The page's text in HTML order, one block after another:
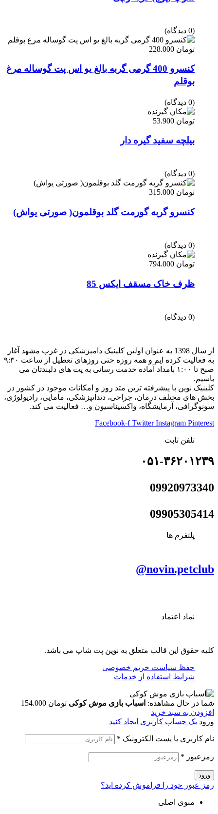
(0 دیدگاه)
تومان
کنسرو 400 گرمی گربه بالغ یو اس پت گوساله مرغ
بوقلم
(0 دیدگاه)
تومان
بیلچه سفید گیره دار
(0 دیدگاه)
تومان
کنسرو گربه گورمت گلد بوقلمون( صورتی یواش)
(0 دیدگاه)
تومان
ظرف خاک مسقف ایکس 85
(0 دیدگاه)
از سال 1398 به عنوان اولین کلینیک دامپزشکی در غرب مشهد آغاز
به فعالیت کرده ایم و همه روزه حتی روزهای تعطیل از ساعت ۹:۳۰
صبح تا ۱:۰۰ بامداد آماده خدمت رسانی به پت های دلبندتان می
باشیم.
کلینیک نوین با پیشرفته ترین متد روز و امکانات موجود در کشور در
بخش های مختلف درمان، جراحی، دندانپزشکی، مامایی، رادیولوژی،
سونوگرافی، آزمایشگاه، واکسیناسیون و… فعالیت می کند.
Facebook-f Twitter Instagram Pinterest
تلفن ثابت
۰۵۱-۳۶۲۰۱۲۳۹
09920973340
09905305414
پلتفرم ها
novin.petclub@
نماد اعتماد
کلیه حقوق این قالب متعلق به نوین پت شاپ می باشد.
حفظ سیاست حریم خصوصی
شرایط استفاده از خدمات
شما در حال مشاهده: اسباب بازی موش کوکی تومان
افزودن به سبد خرید
ورود یک حساب کاربری ایجاد کنید
نام کاربری یا پست الکترونیک *
رمزعبور *
ورود
رمز عبور خود را فراموش کرده اید؟
منوی اصلی